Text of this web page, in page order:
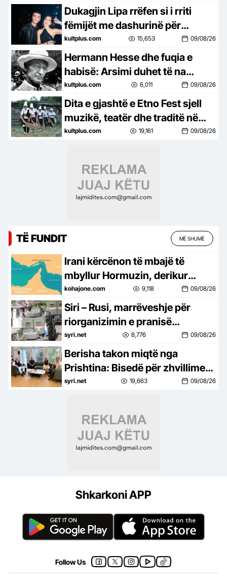
Dukagjin Lipa rrëfen si i rriti
fëmijët me dashurinë për
Kosovën dhe rrënjët shqiptare
kultplus.com 15,653 09/08/26
Hermann Hesse dhe fuqia e
habisë: Arsimi duhet të na
mësojë të përjetojmë jetën
kultplus.com 6,011 09/08/26
Dita e gjashtë e Etno Fest sjell
muzikë, teatër dhe traditë në
Kukaj
kultplus.com 19,161 09/08/26
TË FUNDIT MË SHUMË
Irani kërcënon të mbajë të
mbyllur Hormuzin, derikur
SHBA të pranojnë të gjitha
kërkesat e Teheranit
kohajone.com 9,118 09/08/26
Siri – Rusi, marrëveshje për
riorganizimin e pranisë
ushtarake ruse në bazat
Khmeimim e Tartus
syri.net 8,776 09/08/26
Berisha takon miqtë nga
Prishtina: Bisedë për zhvillimet
politike në Shqipëri dhe Kosovë
syri.net 19,663 09/08/26
Shkarkoni APP
Follow Us